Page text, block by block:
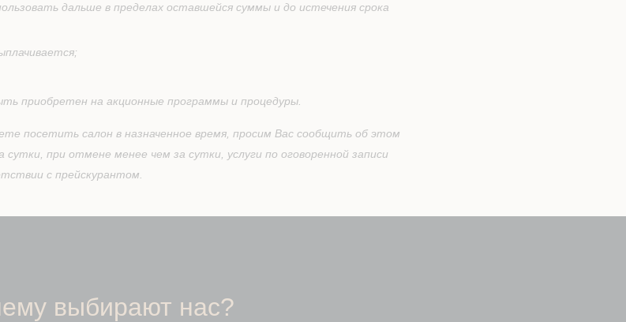
дальше в пределах оставшейся суммы и до истечения срока
приобретен на акционные программы и процедуры.
посетить салон в назначенное время, просим Вас сообщить об этом
при отмене менее чем за сутки, услуги по оговоренной записи
с прейскурантом.
выбирают нас?